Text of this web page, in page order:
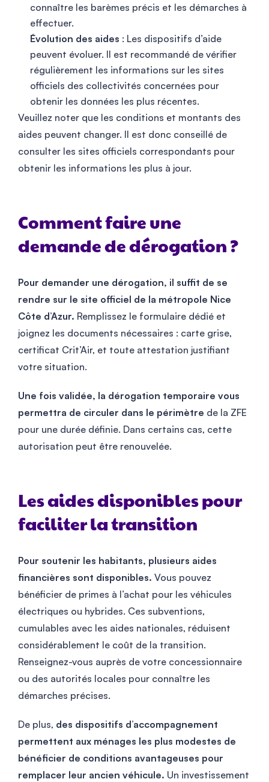
connaître les barèmes précis et les démarches à
effectuer.
Évolution des aides : Les dispositifs d’aide
peuvent évoluer. Il est recommandé de vérifier
régulièrement les informations sur les sites
officiels des collectivités concernées pour
obtenir les données les plus récentes.
Veuillez noter que les conditions et montants des
aides peuvent changer. Il est donc conseillé de
consulter les sites officiels correspondants pour
obtenir les informations les plus à jour.
Comment faire une
demande de dérogation ?
Pour demander une dérogation, il suffit de se
rendre sur le site officiel de la métropole Nice
Côte d’Azur. Remplissez le formulaire dédié et
joignez les documents nécessaires : carte grise,
certificat Crit’Air, et toute attestation justifiant
votre situation.
Une fois validée, la dérogation temporaire vous
permettra de circuler dans le périmètre de la ZFE
pour une durée définie. Dans certains cas, cette
autorisation peut être renouvelée.
Les aides disponibles pour
faciliter la transition
Pour soutenir les habitants, plusieurs aides
financières sont disponibles. Vous pouvez
bénéficier de primes à l’achat pour les véhicules
électriques ou hybrides. Ces subventions,
cumulables avec les aides nationales, réduisent
considérablement le coût de la transition.
Renseignez-vous auprès de votre concessionnaire
ou des autorités locales pour connaître les
démarches précises.
De plus, des dispositifs d’accompagnement
permettent aux ménages les plus modestes de
bénéficier de conditions avantageuses pour
remplacer leur ancien véhicule. Un investissement